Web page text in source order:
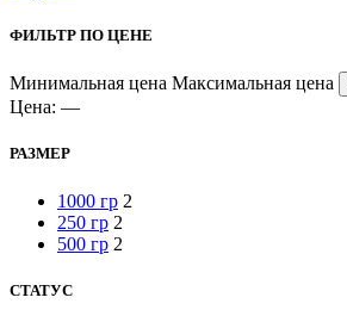
ФИЛЬТР ПО ЦЕНЕ
Минимальная цена Максимальная цена
Цена: —
РАЗМЕР
1000 гр 2
250 гр 2
500 гр 2
СТАТУС